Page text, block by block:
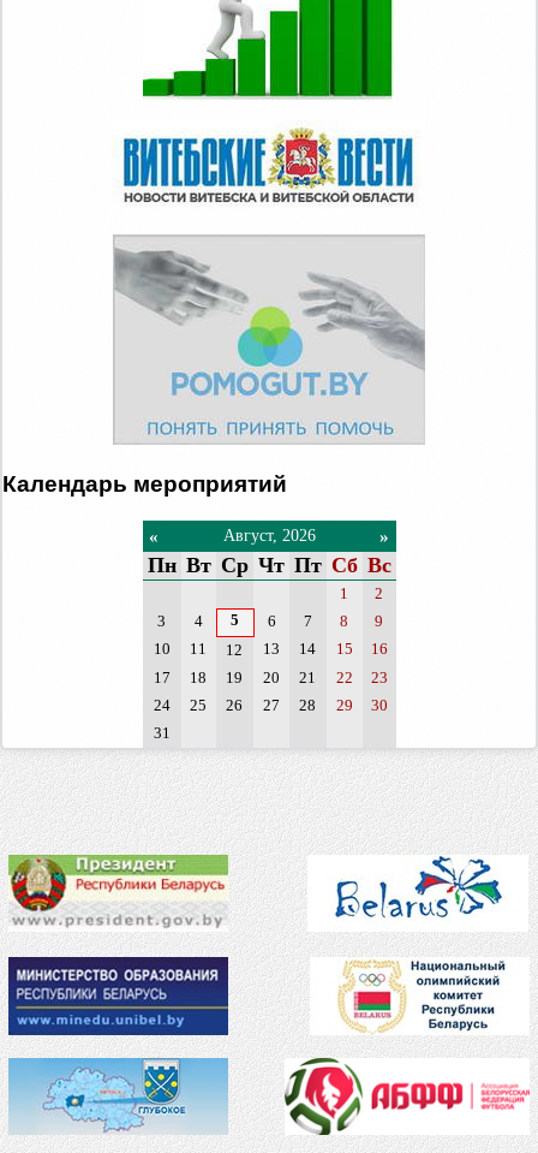
Календарь мероприятий
« Август, 2026 »
Пн Вт Ср Чт Пт Сб Вс
1
2
3
4 5 6 7 8
9
10
11 12 13 14 15
16
17
18 19 20 21 22
23
24
25 26 27 28 29
30
31